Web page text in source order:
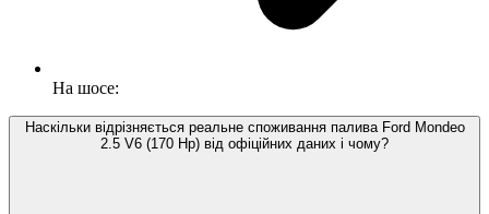
На шосе:
Наскільки відрізняється реальне споживання палива Ford Mondeo
2.5 V6 (170 Hp) від офіційних даних і чому?